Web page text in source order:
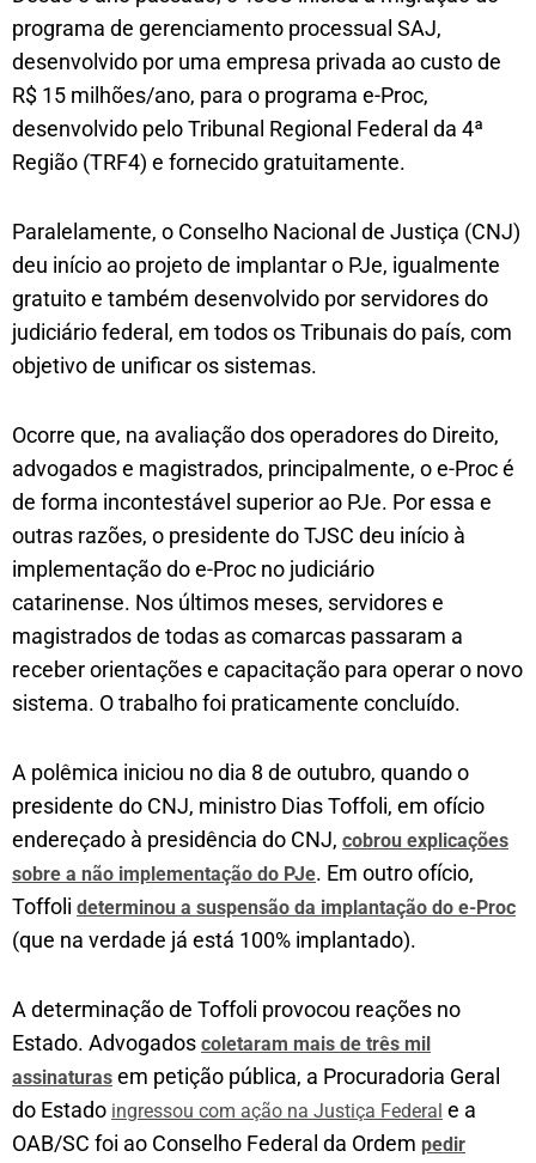
programa de gerenciamento processual SAJ,
desenvolvido por uma empresa privada ao custo de
R$ 15 milhões/ano, para o programa e-Proc,
desenvolvido pelo Tribunal Regional Federal da 4ª
Região (TRF4) e fornecido gratuitamente.
Paralelamente, o Conselho Nacional de Justiça (CNJ)
deu início ao projeto de implantar o PJe, igualmente
gratuito e também desenvolvido por servidores do
judiciário federal, em todos os Tribunais do país, com
objetivo de unificar os sistemas.
Ocorre que, na avaliação dos operadores do Direito,
advogados e magistrados, principalmente, o e-Proc é
de forma incontestável superior ao PJe. Por essa e
outras razões, o presidente do TJSC deu início à
implementação do e-Proc no judiciário
catarinense. Nos últimos meses, servidores e
magistrados de todas as comarcas passaram a
receber orientações e capacitação para operar o novo
sistema. O trabalho foi praticamente concluído.
A polêmica iniciou no dia 8 de outubro, quando o
presidente do CNJ, ministro Dias Toffoli, em ofício
endereçado à presidência do CNJ, cobrou explicações
sobre a não implementação do PJe. Em outro ofício,
Toffoli determinou a suspensão da implantação do e-Proc
(que na verdade já está 100% implantado).
A determinação de Toffoli provocou reações no
Estado. Advogados coletaram mais de três mil
assinaturas em petição pública, a Procuradoria Geral
do Estado ingressou com ação na Justiça Federal e a
OAB/SC foi ao Conselho Federal da Ordem pedir